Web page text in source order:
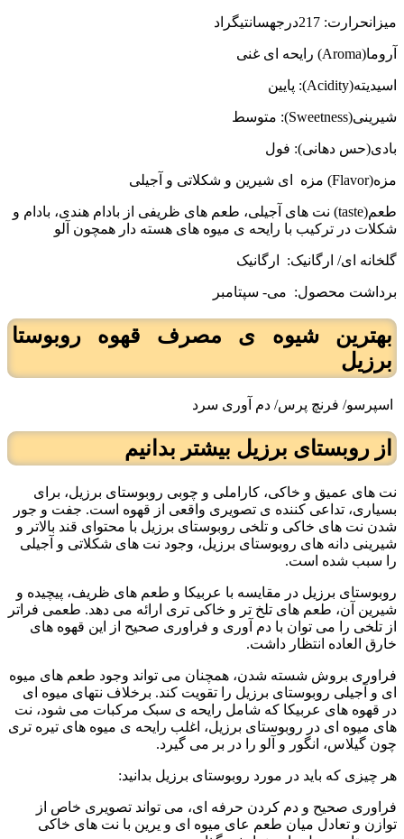
میزانحرارت: 217درجهسانتیگراد
آروما(Aroma) رایحه ای غنی
اسیدیته(Acidity): پایین
شیرینی(Sweetness): متوسط
بادی(حس دهانی): فول
مزه(Flavor) مزه ای شیرین و شکلاتی و آجیلی
طعم(taste) نت های آجیلی، طعم های ظریفی از بادام هندی، بادام و
شکلات در ترکیب با رایحه ی میوه های هسته دار همچون آلو
گلخانه ای/ ارگانیک: ارگانیک
برداشت محصول: می- سپتامبر
بهترین شیوه ی مصرف قهوه روبوستا
برزیل
اسپرسو/ فرنچ پرس/ دم آوری سرد
از روبستای برزیل بیشتر بدانیم
نت های عمیق و خاکی، کاراملی و چوبی روبوستای برزیل، برای
بسیاری، تداعی کننده ی تصویری واقعی از قهوه است. جفت و جور
شدن نت های خاکی و تلخی روبوستای برزیل با محتوای قند بالاتر و
شیرینی دانه های روبوستای برزیل، وجود نت های شکلاتی و آجیلی
را سبب شده است.
روبوستای برزیل در مقایسه با عربیکا و طعم های ظریف، پیچیده و
شیرین آن، طعم های تلخ تر و خاکی تری ارائه می دهد. طعمی فراتر
از تلخی را می توان با دم آوری و فراوری صحیح از این قهوه های
خارق العاده انتظار داشت.
فراوری بروش شسته شدن، همچنان می تواند وجود طعم های میوه
ای و آجیلی روبوستای برزیل را تقویت کند. برخلاف نتهای میوه ای
در قهوه های عربیکا که شامل رایحه ی سبک مرکبات می شود، نت
های میوه ای در روبوستای برزیل، اغلب رایحه ی میوه های تیره تری
چون گیلاس، انگور و آلو را در بر می گیرد.
هر چیزی که باید در مورد روبوستای برزیل بدانید:
فراوری صحیح و دم کردن حرفه ای، می تواند تصویری خاص از
توازن و تعادل میان طعم عای میوه ای و یرین با نت های خاکی